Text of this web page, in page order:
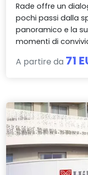
Rade offre un
pochi passi dalla
panoramico e la
momenti di
A partire da 71